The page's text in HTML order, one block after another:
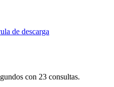
de descarga
con 23 consultas.